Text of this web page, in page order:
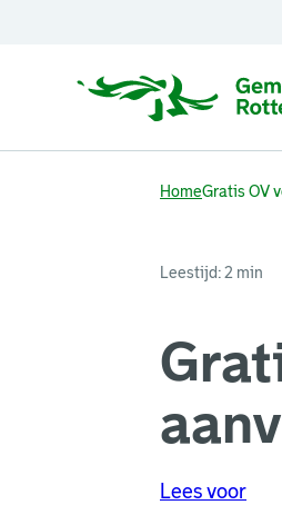
HomeGratis OV
Leestijd: 2 min
Lees voor